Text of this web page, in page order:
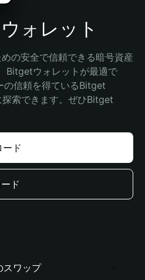
ォレット
の安全で信頼できる暗号資産
Bitgetウォレットが最適で
信頼を得ているBitget
索できます。ぜひBitget
ド
ド
スワップ